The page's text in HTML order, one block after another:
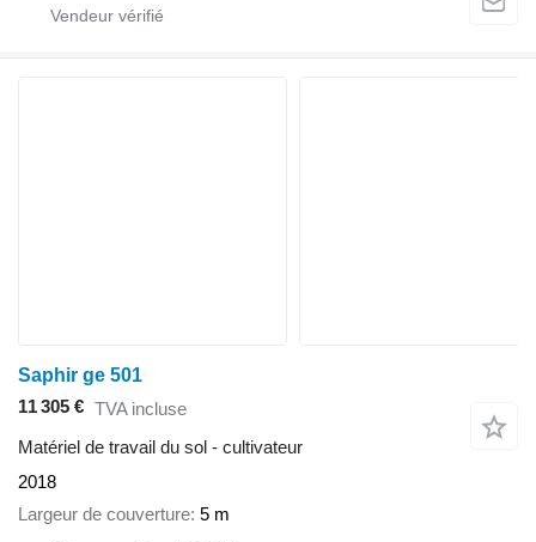
Saphir ge 501
11 305 € TVA incluse
Matériel de travail du sol - cultivateur
2018
Largeur de couverture 5 m